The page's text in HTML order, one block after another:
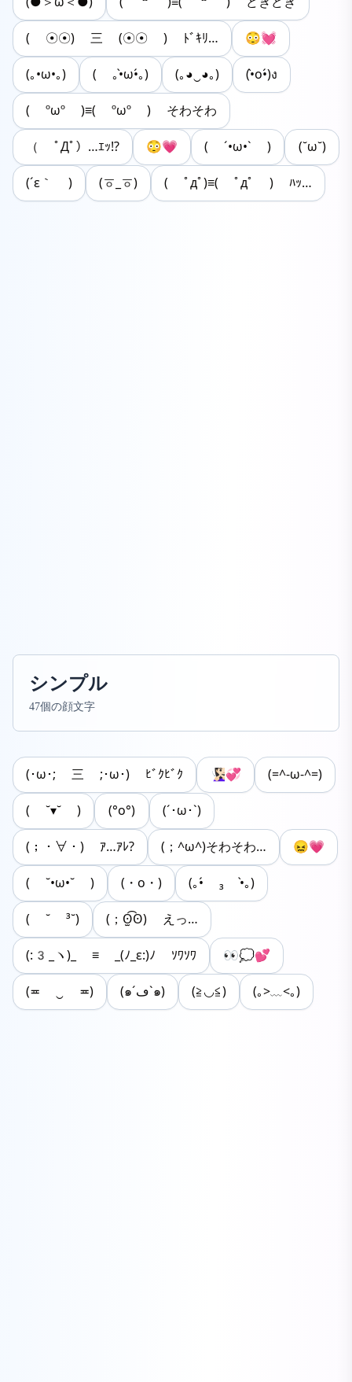
( ☉☉) 三 (☉☉ ) ﾄﾞｷﾘ… 😳💓
(｡•ω•｡) ( ｡•̀ω•́｡) (｡◕‿◕｡) (•̀o•́)ง
( ºωº )≡( ºωº ) そわそわ
（ ﾟДﾟ）…ｴｯ!? 😳💗 ( ´•ω•` ) (˘ω˘)
(´ε｀ ) (ㆆ_ㆆ) ( ﾟдﾟ)≡( ﾟдﾟ ) ﾊｯ…
シンプル
47個の顔文字
(･ω･; 三 ;･ω･) ﾋﾞｸﾋﾞｸ 🧏🏻‍♀️💞 (=^-ω-^=)
( ˘▾˘ ) (°o°) (´･ω･`)
(；・∀・) ｱ…ｱﾚ? (；^ω^)そわそわ… 😖💗
( ˘•ω•˘ ) (・o・) (｡•́ ₃ •̀｡)
( ˘ ³˘) (；ʘ̫͡ʘ) えっ…
(:3_ヽ)_ ≡ _(ﾉ_ε:)ﾉ ｿﾜｿﾜ 👀💭💕
(≖ ‿ ≖) (๑´ڡ`๑) (≧◡≦) (｡>﹏<｡)